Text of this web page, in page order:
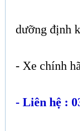
dưỡng định
- Xe chính
- Liên hệ :